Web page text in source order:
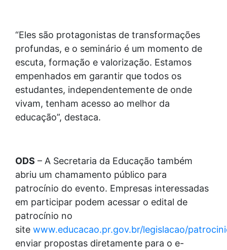
“Eles são protagonistas de transformações
profundas, e o seminário é um momento de
escuta, formação e valorização. Estamos
empenhados em garantir que todos os
estudantes, independentemente de onde
vivam, tenham acesso ao melhor da
educação”, destaca.
ODS – A Secretaria da Educação também
abriu um chamamento público para
patrocínio do evento. Empresas interessadas
em participar podem acessar o edital de
patrocínio no
site www.educacao.pr.gov.br/legislacao/
enviar propostas diretamente para o e-